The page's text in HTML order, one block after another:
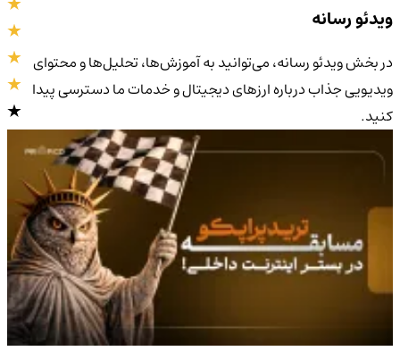
4.9/5
ویدئو رسانه
در بخش ویدئو رسانه، می‌توانید به آموزش‌ها، تحلیل‌ها و محتوای
ویدیویی جذاب درباره ارزهای دیجیتال و خدمات ما دسترسی پیدا
کنید.